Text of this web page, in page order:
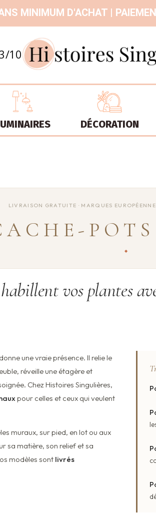
MINIMUM D'ACHAT |
9.3/10
DÉCORATION
vos plantes
une vraie présence. Il relie le
réveille une étagère et
Chez Histoires Singulières,
pour celles et ceux qui veulent
muraux, sur pied, en lot ou aux
sa matière, son relief et sa
modèles sont livrés